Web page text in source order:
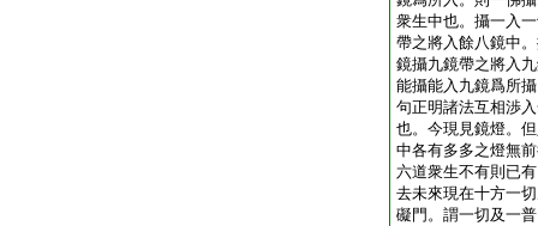
衆生中也。攝一入
帶之將入餘八鏡中
鏡攝九鏡帶之將入
能攝能入九鏡爲所
句正明諸法互相渉
也。今現見鏡燈。
中各有多多之燈無
六道衆生不有則已
去未來現在十方一
礙門。謂一切及一